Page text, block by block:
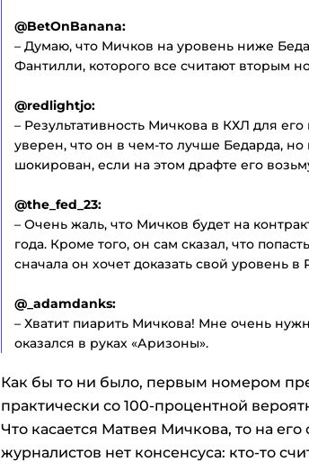
@BetOnBanana:
– Думаю, что Мичков на уровень ниже
Фантилли, которого все считают вторым
@redlightjo:
– Результативность Мичкова в КХЛ для
уверен, что он в чем-то лучше Бедарда, но
шокирован, если на этом драфте его
@the_fed_23:
– Очень жаль, что Мичков будет на
года. Кроме того, он сам сказал, что
сначала он хочет доказать свой уровень в
@_adamdanks:
– Хватит пиарить Мичкова! Мне очень
оказался в руках «Аризоны».
Как бы то ни было, первым номером
практически со 100-процентной
Что касается Матвея Мичкова, то на его
журналистов нет консенсуса: кто-то